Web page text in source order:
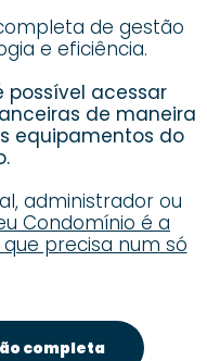
de gestão
e eficiência.
possível acessar
de maneira
equipamentos do
administrador ou
Condomínio é a
precisa num só
completa